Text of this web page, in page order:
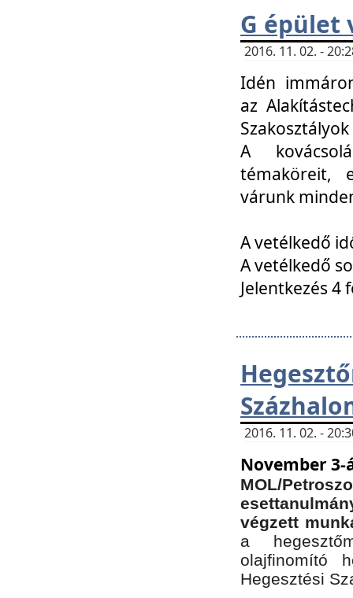
G épület
2016. 11. 02. -
Idén
az
A
témaköreit,
várunk
A vetélkedő
A vetélkedő
Jelentkezés 4
2016. 11. 02. -
November
MOL/
végzett
a
olajfinomító
Hegesztési